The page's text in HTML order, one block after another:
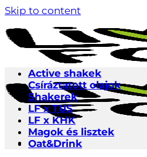
Skip to content
Active shakek
Csíráztatott olajok
Shakerek
LF x TUS
LF x KHK
Magok és lisztek
Oat&Drink